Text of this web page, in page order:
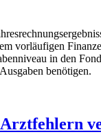
vorläufigen
in den
benötigen.